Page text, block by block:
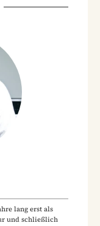
lang erst als
und schließlich